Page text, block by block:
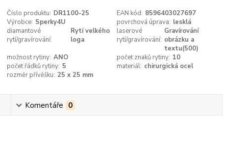
Číslo produktu: DR1100-25 EAN kód: 8596403027697
Výrobce: Sperky4U povrchová úprava: lesklá
diamantové
rytí/gravírování:
Rytí velkého
loga
laserové
rytí/gravírování:
Gravírování
obrázku a
textu(500)
možnost rytiny: ANO počet znaků rytiny: 10
počet řádků rytiny: 5 materiál: chirurgická ocel
rozměr přívěšku: 25 x 25 mm
Komentáře 0